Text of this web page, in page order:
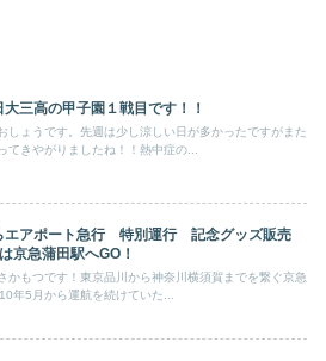
大三高の甲子園１戦目です！！
しょうです。先週は少し涼しい日が多かったですがまた
てきやがりましたね！！熱中症の...
エアポート急行 特別運行 記念グッズ販売
京急蒲田駅へGO！
かもつです！東京品川から神奈川横須賀までを繋ぐ京急
年5月から運航を続けていた...